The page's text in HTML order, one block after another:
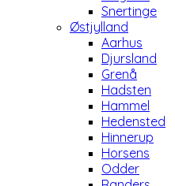
Snertinge
Østjylland
Aarhus
Djursland
Grenå
Hadsten
Hammel
Hedensted
Hinnerup
Horsens
Odder